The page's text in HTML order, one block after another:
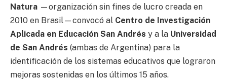
Natura —organización sin fines de lucro creada en
2010 en Brasil—convocó al Centro de Investigación
Aplicada en Educación San Andrés y a la Universidad
de San Andrés (ambas de Argentina) para la
identificación de los sistemas educativos que lograron
mejoras sostenidas en los últimos 15 años.